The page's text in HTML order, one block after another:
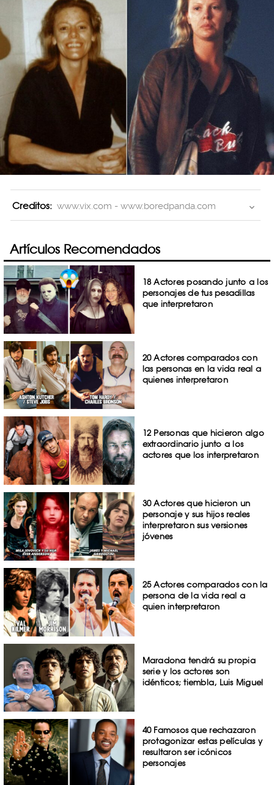
Creditos: www.vix.com - www.boredpanda.com
Artículos Recomendados
18 Actores posando junto a los
personajes de tus pesadillas
que interpretaron
20 Actores comparados con
las personas en la vida real a
quienes interpretaron
12 Personas que hicieron algo
extraordinario junto a los
actores que los interpretaron
30 Actores que hicieron un
personaje y sus hijos reales
interpretaron sus versiones
jóvenes
25 Actores comparados con la
persona de la vida real a
quien interpretaron
Maradona tendrá su propia
serie y los actores son
idénticos; tiembla, Luis Miguel
40 Famosos que rechazaron
protagonizar estas películas y
resultaron ser icónicos
personajes